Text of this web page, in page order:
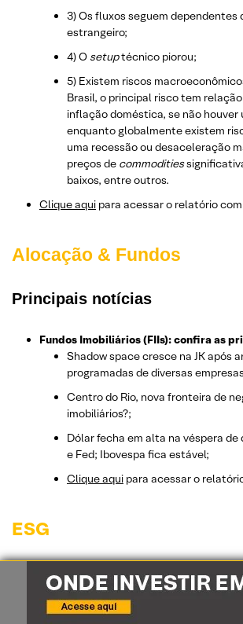
3) Os fluxos seguem dependentes
estrangeiro;
4) O setuptécnico piorou;
5) Existem riscos
Brasil, o principal risco tem
inflação doméstica, se não houver
enquanto globalmente existem
uma recessão ou desaceleração
preços de commodities
baixos, entre outros.
Clique aqui para acessar o relatório
Alocação & Fundos
Principais notícias
Fundos Imobiliários (FIIs): confira as
Shadow space cresce na JK após
programadas de diversas
Centro do Rio, nova fronteira de
imobiliários?;
Dólar fecha em alta na véspera de
e Fed; Ibovespa fica estável;
Clique aqui para acessar o
ESG
Amapá propõe fundo
conservação ambiental com
Margem Equatorial | Café com